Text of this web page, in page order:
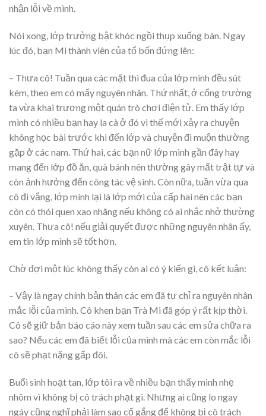
nhận lỗi về mình.
Nói xong, lớp trưởng bật khóc ngồi thụp xuống bàn. Ngay
lúc đó, bạn Mi thành viên của tổ bốn đứng lên:
– Thưa cô! Tuần qua các mặt thi đua của lớp mình đều sút
kém, theo em có mấy nguyên nhân. Thứ nhất, ở cổng trường
ta vừa khai trương một quán trò chơi điện tử. Em thấy lớp
mình có nhiều bạn hay la cà ở đó vì thế mới xảy ra chuyện
không học bài trước khi đến lớp và chuyện đi muộn thường
gặp ở các nam. Thứ hai, các bạn nữ lớp mình gần đây hay
mang đến lớp đồ ăn, quà bánh nên thường gây mất trật tự và
còn ảnh hưởng đến công tác vệ sinh. Còn nữa, tuần vừa qua
cô đi vắng, lớp mình lại là lớp mới của cấp hai nên các bạn
còn có thói quen xao nhãng nếu không có ai nhắc nhở thường
xuyên. Thưa cô! nếu giải quyết được những nguyên nhân ấy,
em tin lớp mình sẽ tốt hơn.
Chờ đợi một lúc không thấy còn ai có ý kiến gì, cô kết luận:
– Vậy là ngay chính bản thân các em đã tự chỉ ra nguyên nhân
mắc lỗi của mình. Cô khen bạn Trà Mi đã góp ý rất kịp thời.
Cô sẽ giữ bản báo cáo này xem tuần sau các em sửa chữa ra
sao? Nếu các em đã biết lỗi của mình mà các em còn mắc lỗi
cô sẽ phạt nặng gấp đôi.
Buổi sinh hoạt tan, lớp tôi ra về nhiều bạn thấy mình nhẹ
nhõm vì không bị cô trách phạt gì. Nhưng ai cũng lo ngay
ngáy cũng nghĩ phải làm sao cố gắng để không bị cô trách